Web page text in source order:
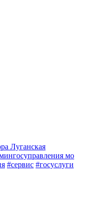
Луганская
мо
#сервис #госуслуги